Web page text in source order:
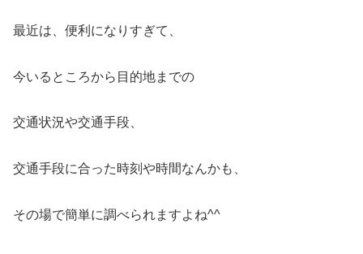
最近は、便利になりすぎて、
今いるところから目的地までの
交通状況や交通手段、
交通手段に合った時刻や時間なんかも、
その場で簡単に調べられますよね^^